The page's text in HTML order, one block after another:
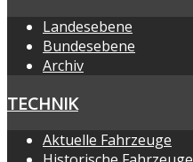
Landesebene
Bundesebene
Archiv
TECHNIK
Aktuelle Fahrzeuge